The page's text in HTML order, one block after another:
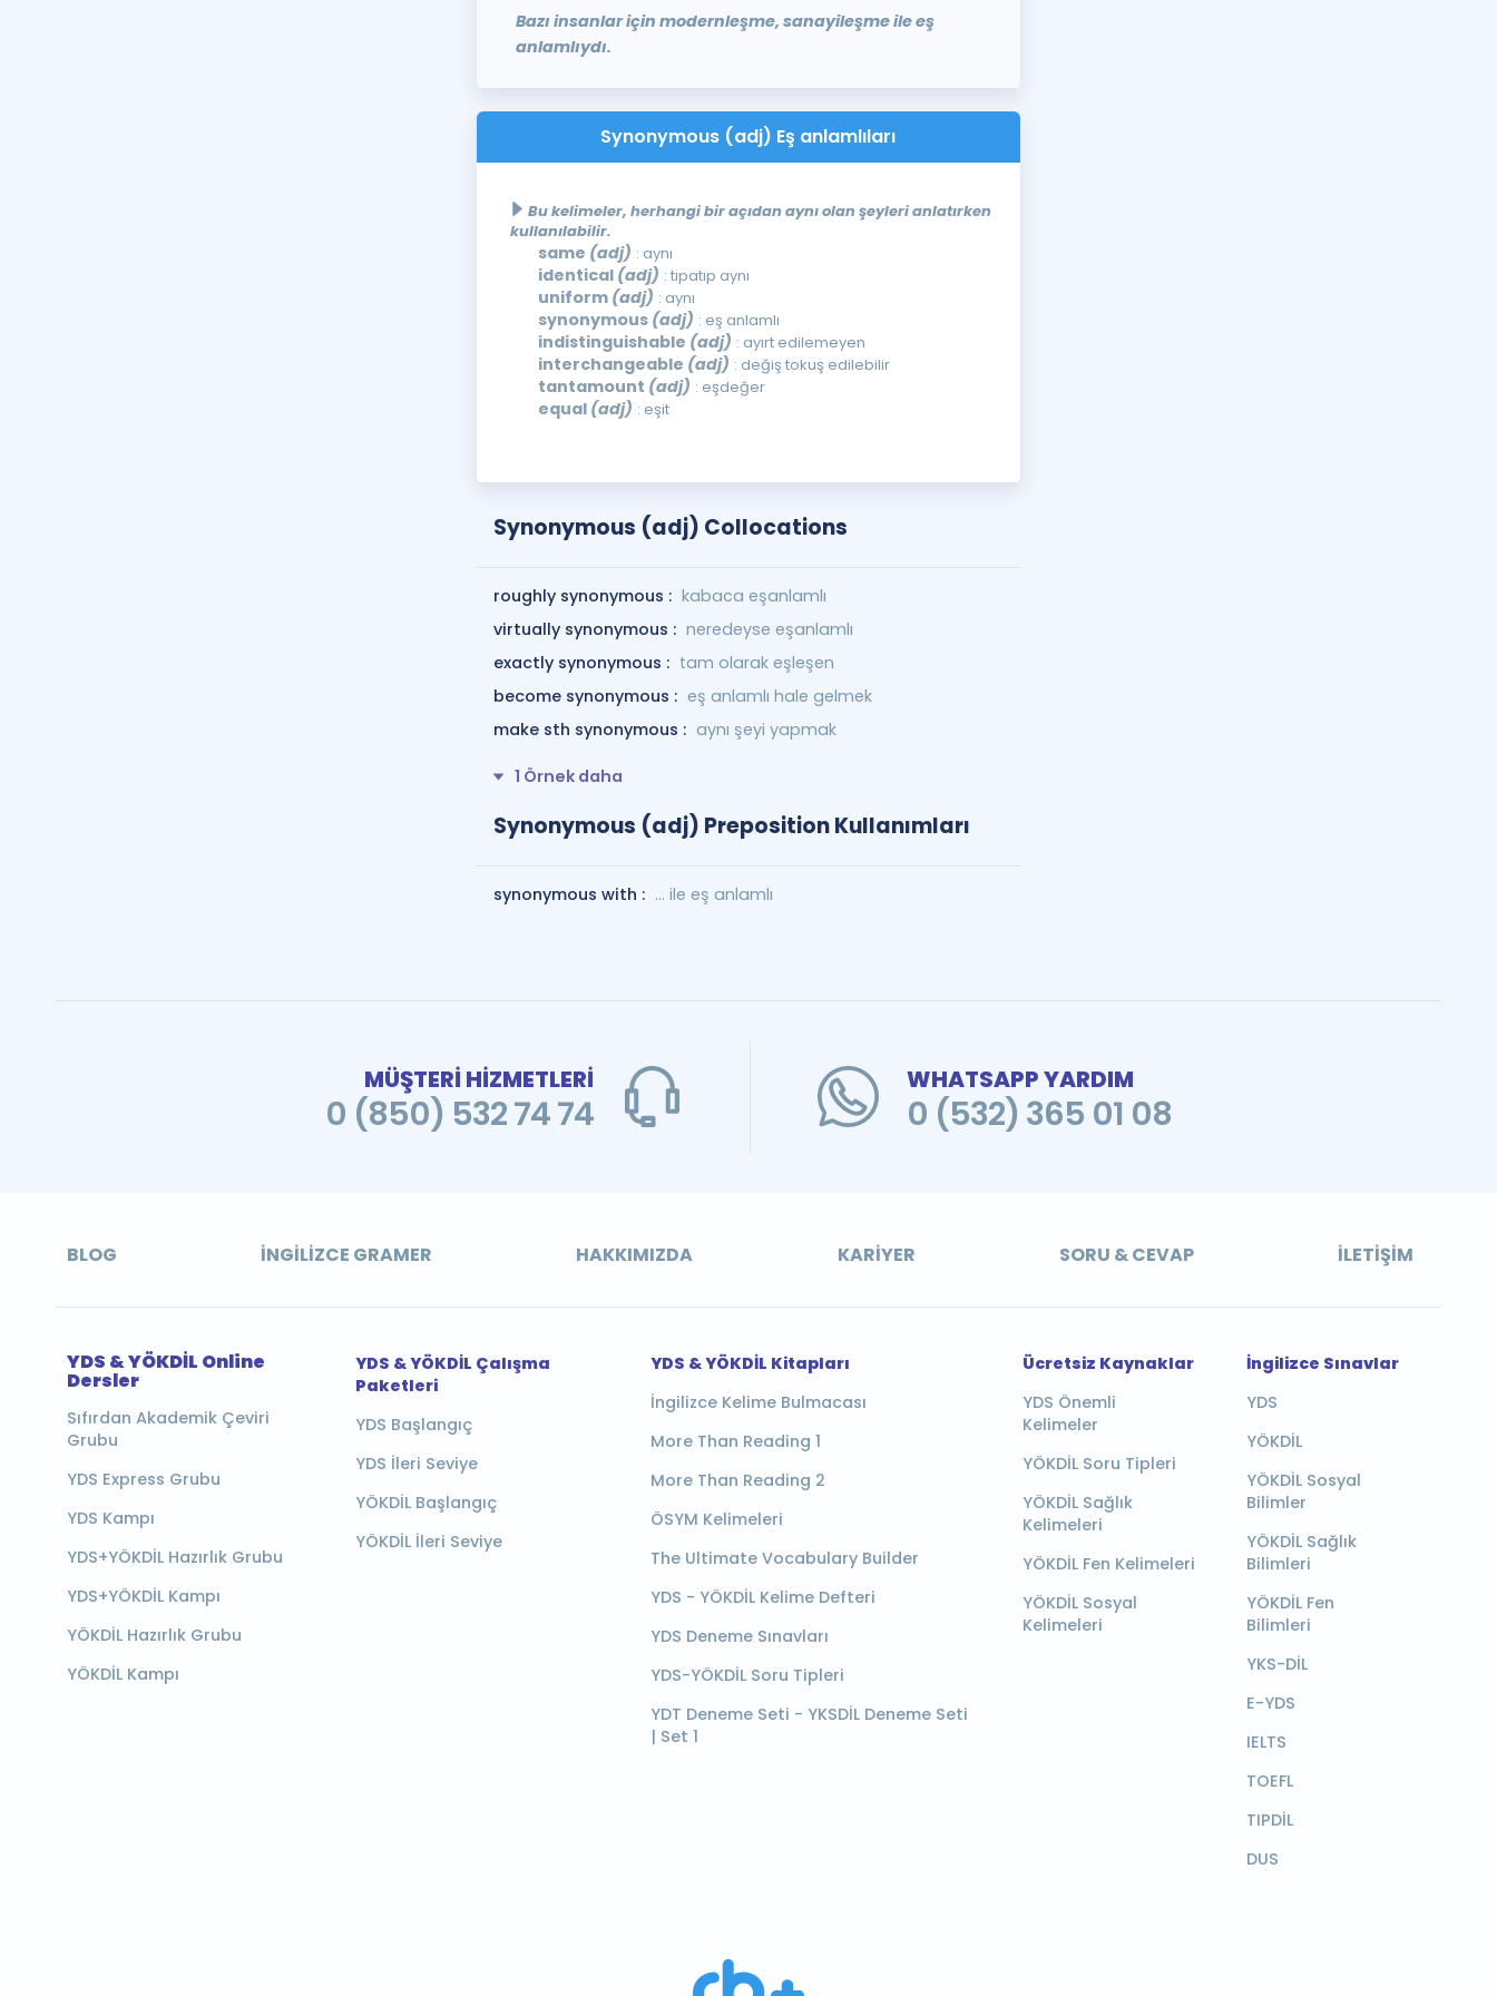
Bazı insanlar için modernleşme, sanayileşme ile eş
anlamlıydı.
Synonymous (adj) Eş anlamlıları
Bu kelimeler, herhangi bir açıdan aynı olan şeyleri anlatırken
kullanılabilir.
same (adj) : aynı
identical (adj) : tıpatıp aynı
uniform (adj) : aynı
synonymous (adj) : eş anlamlı
indistinguishable (adj) : ayırt edilemeyen
interchangeable (adj) : değiş tokuş edilebilir
tantamount (adj) : eşdeğer
equal (adj) : eşit
Synonymous (adj) Collocations
roughly synonymous : kabaca eşanlamlı
virtually synonymous : neredeyse eşanlamlı
exactly synonymous : tam olarak eşleşen
become synonymous : eş anlamlı hale gelmek
make sth synonymous : aynı şeyi yapmak
1 Örnek daha
Synonymous (adj) Preposition Kullanımları
synonymous with : ... ile eş anlamlı
MÜŞTERİ HİZMETLERİ
0 (850) 532 74 74
WHATSAPP YARDIM
0 (532) 365 01 08
BLOG İNGILIZCE GRAMER HAKKIMIZDA KARIYER SORU & CEVAP İLETIŞIM
YDS & YÖKDİL Online
Dersler
Sıfırdan Akademik Çeviri
Grubu
YDS Express Grubu
YDS Kampı
YDS+YÖKDİL Hazırlık Grubu
YDS+YÖKDİL Kampı
YÖKDİL Hazırlık Grubu
YÖKDİL Kampı
YDS & YÖKDİL Çalışma
Paketleri
YDS Başlangıç
YDS İleri Seviye
YÖKDİL Başlangıç
YÖKDİL İleri Seviye
YDS & YÖKDİL Kitapları
İngilizce Kelime Bulmacası
More Than Reading 1
More Than Reading 2
ÖSYM Kelimeleri
The Ultimate Vocabulary Builder
YDS - YÖKDİL Kelime Defteri
YDS Deneme Sınavları
YDS-YÖKDİL Soru Tipleri
YDT Deneme Seti - YKSDİL Deneme Seti
| Set 1
Ücretsiz Kaynaklar
YDS Önemli
Kelimeler
YÖKDİL Soru Tipleri
YÖKDİL Sağlık
Kelimeleri
YÖKDİL Fen Kelimeleri
YÖKDİL Sosyal
Kelimeleri
İngilizce Sınavlar
YDS
YÖKDİL
YÖKDİL Sosyal
Bilimler
YÖKDİL Sağlık
Bilimleri
YÖKDİL Fen
Bilimleri
YKS-DİL
E-YDS
IELTS
TOEFL
TIPDİL
DUS